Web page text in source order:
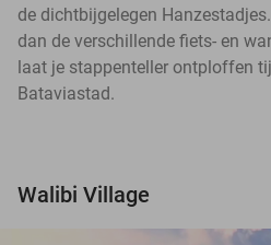
de dichtbijgelegen
dan de verschillende fiets- en
laat je stappenteller ontploffen
Bataviastad.
Walibi Village